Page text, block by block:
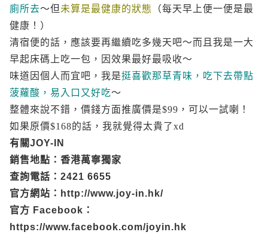
廁所去～但 未算是最健康的狀態
（每天早上便一便是最
健康！）
清宿便的話，應該要再繼續吃多幾天吧～而且我是一大
早起床碼上吃一包，因效果最好最吸收～
味道因個人而宜吧，我是挺喜歡那草青味，吃下去帶點
菠蘿酸，易入口又好吃～
整體來說不錯，價錢方面推廣價是$99，可以一試喇！
如果原價$168的話，我就覺得太貴了xd
有關JOY-IN
銷售地點：香港萬寧獨家
查詢電話：2421 6655
官方網站： http://www.joy-in.hk/
官方 Facebook：
https://www.facebook.com/joyin.hk